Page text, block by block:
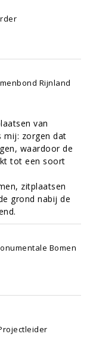
Rijnland
van
mij: zorgen dat
waardoor de
tot een soort
zitplaatsen
grond nabij de
Bomen